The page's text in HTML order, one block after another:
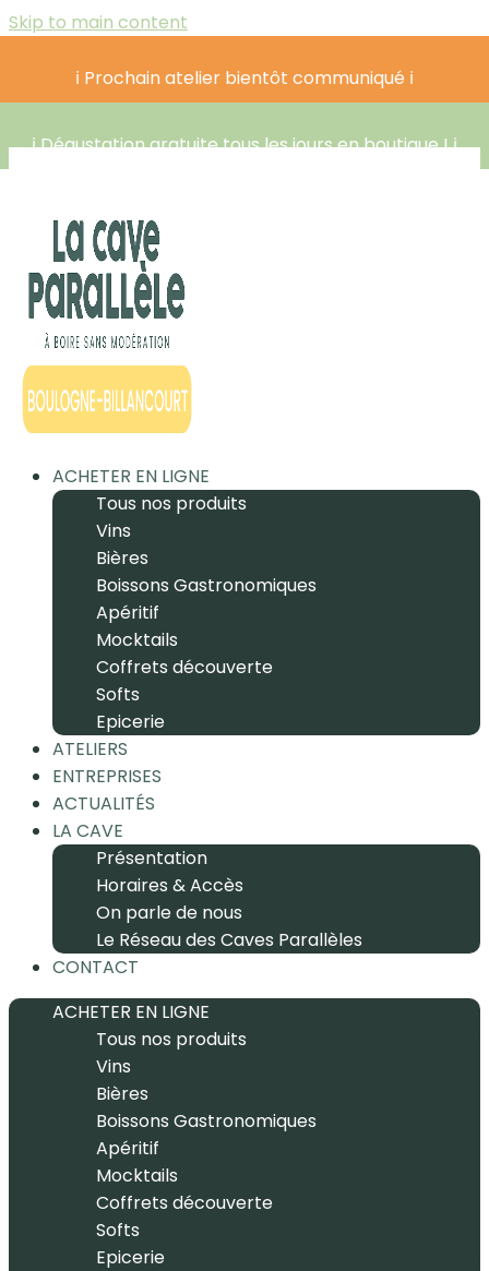
Skip to main content
ℹ️ Prochain atelier bientôt communiqué ℹ️
ℹ️ Dégustation gratuite tous les jours en boutique ! ℹ️
ACHETER EN LIGNE
Tous nos produits
Vins
Bières
Boissons Gastronomiques
Apéritif
Mocktails
Coffrets découverte
Softs
Epicerie
ATELIERS
ENTREPRISES
ACTUALITÉS
LA CAVE
Présentation
Horaires & Accès
On parle de nous
Le Réseau des Caves Parallèles
CONTACT
ACHETER EN LIGNE
Tous nos produits
Vins
Bières
Boissons Gastronomiques
Apéritif
Mocktails
Coffrets découverte
Softs
Epicerie